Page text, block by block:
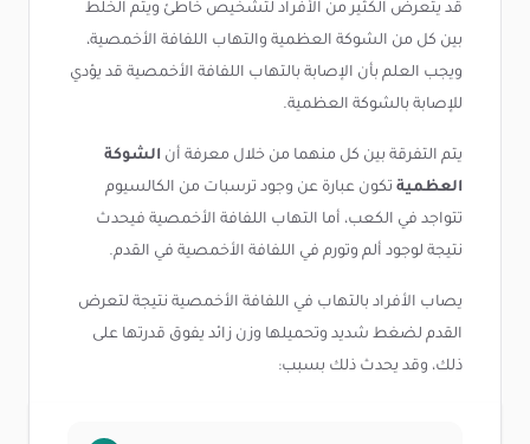
قد يتعرض الكثير من الأفراد لتشخيص خاطئ ويتم الخلط
بين كل من الشوكة العظمية والتهاب اللفافة الأخمصية،
ويجب العلم بأن الإصابة بالتهاب اللفافة الأخمصية قد يؤدي
للإصابة بالشوكة العظمية.
يتم التفرقة بين كل منهما من خلال معرفة أن الشوكة
العظمية تكون عبارة عن وجود ترسبات من الكالسيوم
تتواجد في الكعب، أما التهاب اللفافة الأخمصية فيحدث
نتيجة لوجود ألم وتورم في اللفافة الأخمصية في القدم.
يصاب الأفراد بالتهاب في اللفافة الأخمصية نتيجة لتعرض
القدم لضغط شديد وتحميلها وزن زائد يفوق قدرتها على
ذلك، وقد يحدث ذلك بسبب: